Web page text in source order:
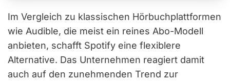
Im Vergleich zu klassischen Hörbuchplattformen
wie Audible, die meist ein reines Abo-Modell
anbieten, schafft Spotify eine flexiblere
Alternative. Das Unternehmen reagiert damit
auch auf den zunehmenden Trend zur